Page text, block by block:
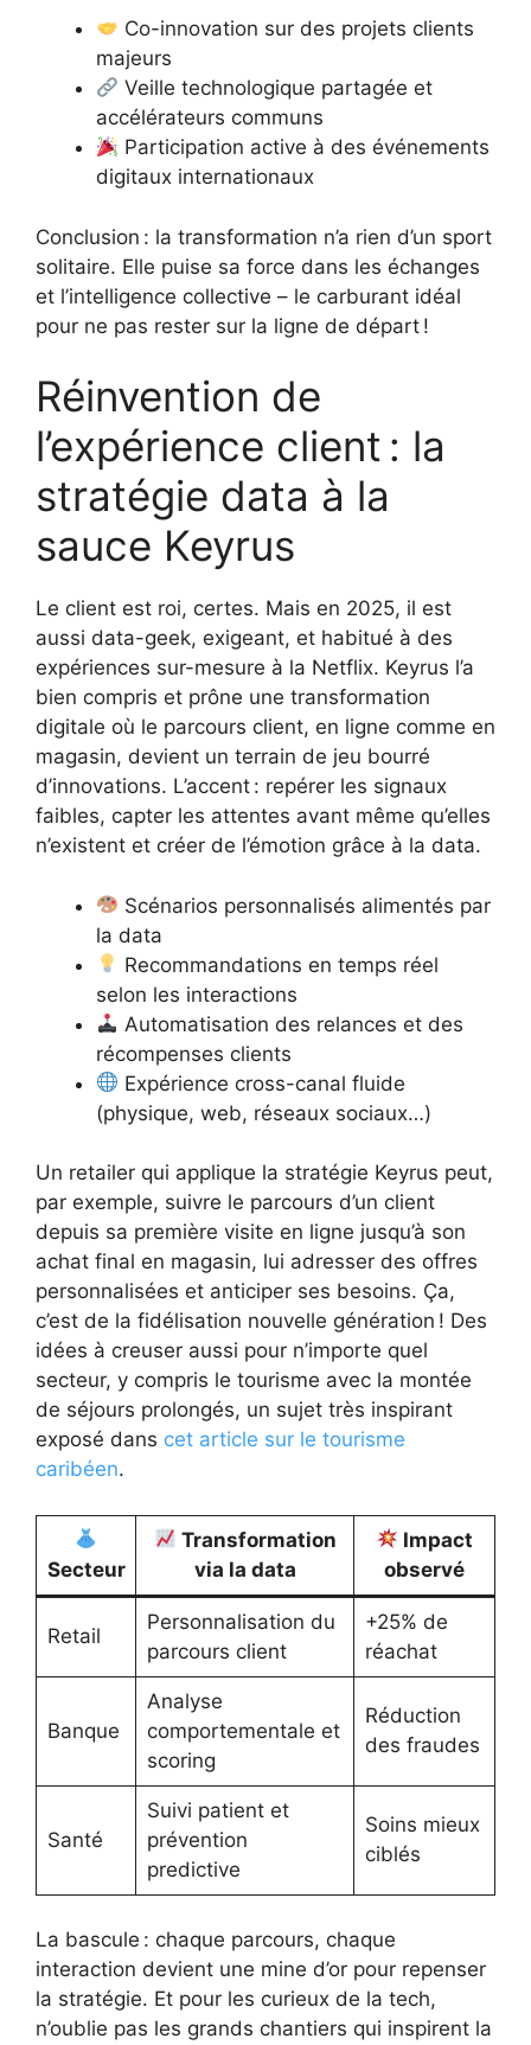
Co-innovation sur des projets clients
majeurs
Veille technologique partagée et
accélérateurs communs
Participation active à des événements
digitaux internationaux
Conclusion : la transformation n’a rien d’un sport
solitaire. Elle puise sa force dans les échanges
et l’intelligence collective – le carburant idéal
pour ne pas rester sur la ligne de départ !
Réinvention de
l’expérience client : la
stratégie data à la
sauce Keyrus
Le client est roi, certes. Mais en 2025, il est
aussi data-geek, exigeant, et habitué à des
expériences sur-mesure à la Netflix. Keyrus l’a
bien compris et prône une transformation
digitale où le parcours client, en ligne comme en
magasin, devient un terrain de jeu bourré
d’innovations. L’accent : repérer les signaux
faibles, capter les attentes avant même qu’elles
n’existent et créer de l’émotion grâce à la data.
Scénarios personnalisés alimentés par
la data
Recommandations en temps réel
selon les interactions
Automatisation des relances et des
récompenses clients
Expérience cross-canal fluide
(physique, web, réseaux sociaux…)
Un retailer qui applique la stratégie Keyrus peut,
par exemple, suivre le parcours d’un client
depuis sa première visite en ligne jusqu’à son
achat final en magasin, lui adresser des offres
personnalisées et anticiper ses besoins. Ça,
c’est de la fidélisation nouvelle génération ! Des
idées à creuser aussi pour n’importe quel
secteur, y compris le tourisme avec la montée
de séjours prolongés, un sujet très inspirant
exposé dans cet article sur le tourisme
caribéen.
Secteur
Transformation
via la data
Impact
observé
Retail
Personnalisation du
parcours client
+25% de
réachat
Banque
Analyse
comportementale et
scoring
Réduction
des fraudes
Santé
Suivi patient et
prévention
predictive
Soins mieux
ciblés
La bascule : chaque parcours, chaque
interaction devient une mine d’or pour repenser
la stratégie. Et pour les curieux de la tech,
n’oublie pas les grands chantiers qui inspirent la